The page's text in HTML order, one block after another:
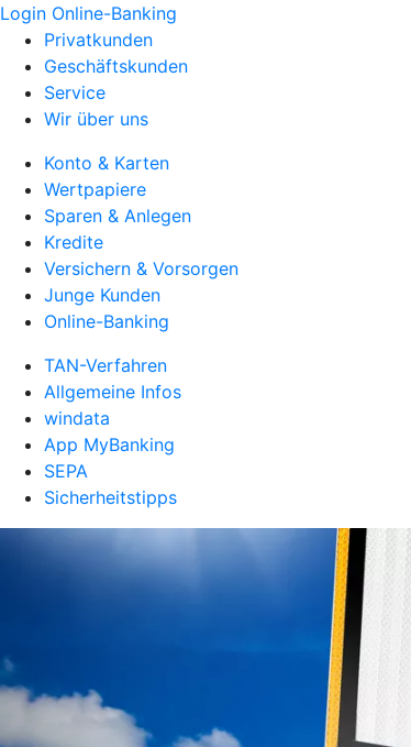
Login Online-Banking
Privatkunden
Geschäftskunden
Service
Wir über uns
Konto & Karten
Wertpapiere
Sparen & Anlegen
Kredite
Versichern & Vorsorgen
Junge Kunden
Online-Banking
TAN-Verfahren
Allgemeine Infos
windata
App MyBanking
SEPA
Sicherheitstipps